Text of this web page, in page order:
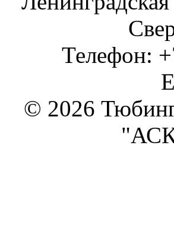
Телефон:
© 2026